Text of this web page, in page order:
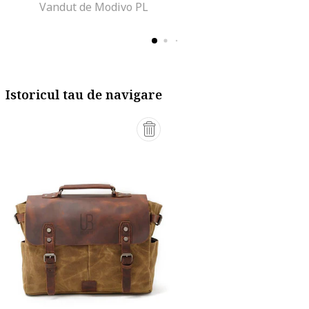
Vandut de Modivo PL
Istoricul tau de navigare